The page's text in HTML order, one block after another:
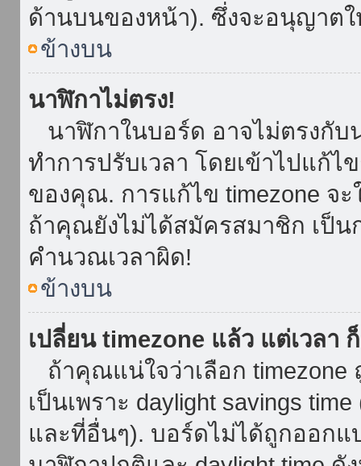
ด้านบนของหน้า). ซึ่งจะอนุญาต
ข้างบน
นาฬิกาไม่ตรง!
นาฬิกาในบอร์ด อาจไม่ตรงกั
ทำการปรับเวลา โดยเข้าไปแก้
ของคุณ. การแก้ไข timezone จ
ถ้าคุณยังไม่ได้สมัครสมาชิก เป็
คำนวณเวลาผิด!
ข้างบน
เปลี่ยน timezone แล้ว แต่เวลา
ถ้าคุณแน่ใจว่าเลือก timezone
เป็นเพราะ daylight savings
และที่อื่นๆ). บอร์ดไม่ได้ถูกออกแ